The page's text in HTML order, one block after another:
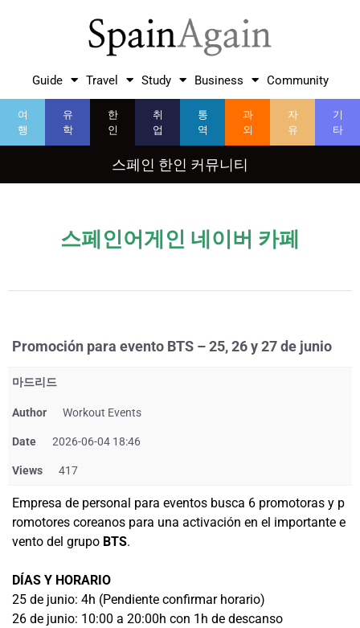
Guide Travel Study Business Community
여
행
유
학
한
인
취
업
통
역
과
외
자
유
기
타
스페인 한인 커뮤니티
스페인어게인 네이버 카페
Promoción para evento BTS – 25, 26 y 27 de junio
마드리드
Author Workout Events
Date 2026-06-04 18:46
Views 417
Empresa de personal para eventos busca 6 promotoras y p
romotores coreanos para una activación en el importante e
vento del grupo BTS.
DÍAS Y HORARIO
25 de junio: 4h (Pendiente confirmar horario)
26 de junio: 10:00 a 20:00h con 1h de descanso